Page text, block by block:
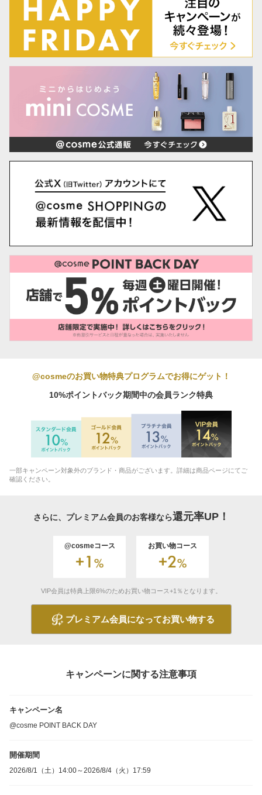
@cosmeのお買い物特典プログラムでお得にゲット！
10%ポイントバック期間中の会員ランク特典
一部キャンペーン対象外のブランド・商品がございます。詳細は商品ページにてご
確認ください。
さらに、プレミアム会員のお客様なら還元率UP！
@cosmeコース お買い物コース
VIP会員は特典上限6%のためお買い物コース+1％となります。
プレミアム会員になってお買い物する
キャンペーンに関する注意事項
キャンペーン名
@cosme POINT BACK DAY
開催期間
2026/8/1（土）14:00～2026/8/4（火）17:59